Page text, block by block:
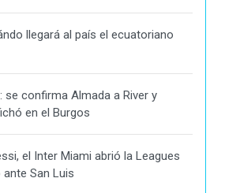
llegará al país el ecuatoriano
se confirma Almada a River y
en el Burgos
el Inter Miami abrió la Leagues
San Luis